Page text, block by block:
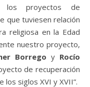
los proyectos de
que tuviesen relación
religiosa en la Edad
nuestro proyecto,
Borregoy Rocío
de recuperación
siglos XVI y XVII”.